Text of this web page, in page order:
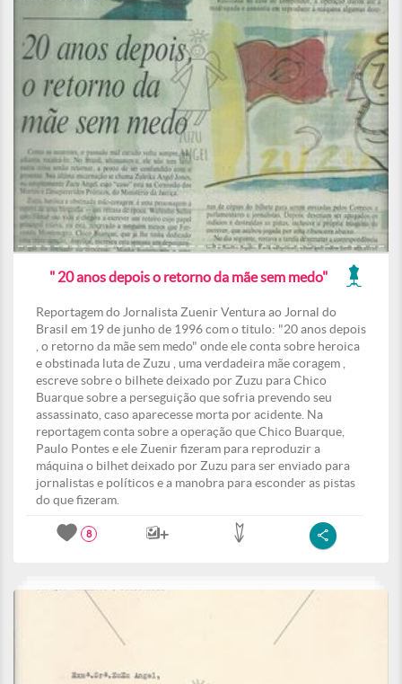
" 20 anos depois o retorno da mãe sem medo"
Reportagem do Jornalista Zuenir Ventura ao Jornal do
Brasil em 19 de junho de 1996 com o titulo: "20 anos depois
, o retorno da mãe sem medo" onde ele conta sobre heroica
e obstinada luta de Zuzu , uma verdadeira mãe coragem ,
escreve sobre o bilhete deixado por Zuzu para Chico
Buarque sobre a perseguição que sofria prevendo seu
assassinato, caso aparecesse morta por acidente. Na
reportagem conta sobre a operação que Chico Buarque,
Paulo Pontes e ele Zuenir fizeram para reproduzir a
máquina o bilhet deixado por Zuzu para ser enviado para
jornalistas e políticos e a manobra para esconder as pistas
do que fizeram.
8